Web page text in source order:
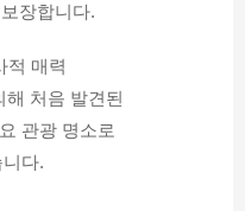
장합니다.
적 매력
해 처음 발견된
관광 명소로
다.